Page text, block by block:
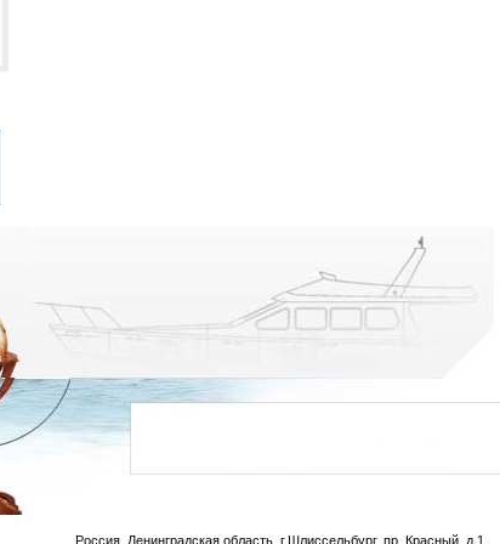
Россия, Ленинградская область, г.Шлиссельбург, пр. Красный, д.1